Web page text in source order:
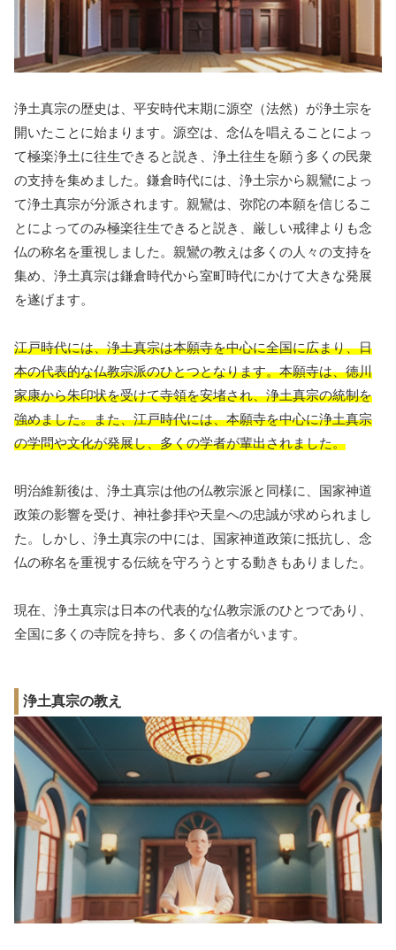
浄土真宗の歴史は、平安時代末期に源空（法然）が浄土宗を
開いたことに始まります。源空は、念仏を唱えることによっ
て極楽浄土に往生できると説き、浄土往生を願う多くの民衆
の支持を集めました。鎌倉時代には、浄土宗から親鸞によっ
て浄土真宗が分派されます。親鸞は、弥陀の本願を信じるこ
とによってのみ極楽往生できると説き、厳しい戒律よりも念
仏の称名を重視しました。親鸞の教えは多くの人々の支持を
集め、浄土真宗は鎌倉時代から室町時代にかけて大きな発展
を遂げます。
江戸時代には、浄土真宗は本願寺を中心に全国に広まり、日
本の代表的な仏教宗派のひとつとなります。本願寺は、徳川
家康から朱印状を受けて寺領を安堵され、浄土真宗の統制を
強めました。また、江戸時代には、本願寺を中心に浄土真宗
の学問や文化が発展し、多くの学者が輩出されました。
明治維新後は、浄土真宗は他の仏教宗派と同様に、国家神道
政策の影響を受け、神社参拝や天皇への忠誠が求められまし
た。しかし、浄土真宗の中には、国家神道政策に抵抗し、念
仏の称名を重視する伝統を守ろうとする動きもありました。
現在、浄土真宗は日本の代表的な仏教宗派のひとつであり、
全国に多くの寺院を持ち、多くの信者がいます。
浄土真宗の教え